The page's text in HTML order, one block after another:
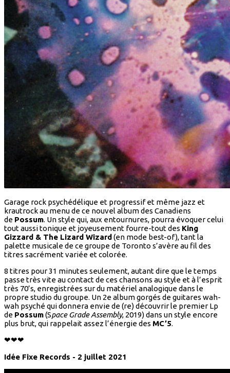
Garage rock psychédélique et progressif et même jazz et
krautrock au menu de ce nouvel album des Canadiens
de Possum. Un style qui, aux entournures, pourra évoquer celui
tout aussi tonique et joyeusement fourre-tout des King
Gizzard & The Lizard Wizard(en mode best-of), tant la
palette musicale de ce groupe de Toronto s’avère au fil des
titres sacrément variée et colorée.
8 titres pour 31 minutes seulement, autant dire que le temps
passe très vite au contact de ces chansons au style et à l’esprit
très 70’s, enregistrées sur du matériel analogique dans le
propre studio du groupe. Un 2e album gorgés de guitares wah-
wah psyché qui donnera envie de (re) découvrir le premier Lp
de Possum(Space Grade Assembly, 2019) dans un style encore
plus brut, qui rappelait assez l’énergie des MC’5.
❤❤❤
Idée Fixe Records - 2 juillet 2021